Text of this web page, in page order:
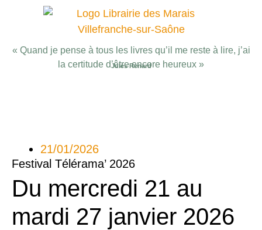
« Quand je pense à tous les livres qu’il me reste à lire, j’ai
la certitude d’être encore heureux »
Jules Renard
21/01/2026
Festival Télérama’ 2026
Du mercredi 21 au
mardi 27 janvier 2026